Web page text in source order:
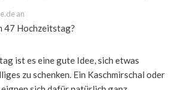
an
47 Hochzeitstag?
ist es eine gute Idee, sich etwas
zu schenken. Ein Kaschmirschal oder